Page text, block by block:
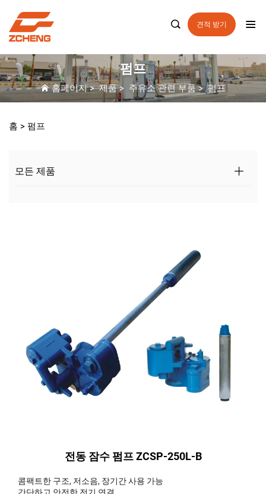
 견적 받기
펌프
홈페이지>제품> 주유소 관련 부품>펌프
홈 > 펌프
모든 제품
전동 잠수 펌프 ZCSP-250L-B
콤팩트한 구조, 저소음, 장기간 사용 가능